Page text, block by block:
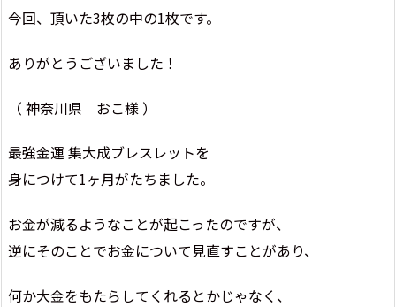
今回、頂いた3枚の中の1枚です。
ありがとうございました！
（ 神奈川県 おこ様 ）
最強金運 集大成ブレスレットを
身につけて1ヶ月がたちました。
お金が減るようなことが起こったのですが、
逆にそのことでお金について見直すことがあり、
何か大金をもたらしてくれるとかじゃなく、